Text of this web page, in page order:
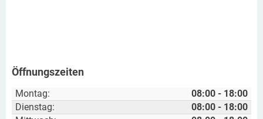
Öffnungszeiten
Montag:
08:00 - 18:00
Dienstag:
08:00 - 18:00